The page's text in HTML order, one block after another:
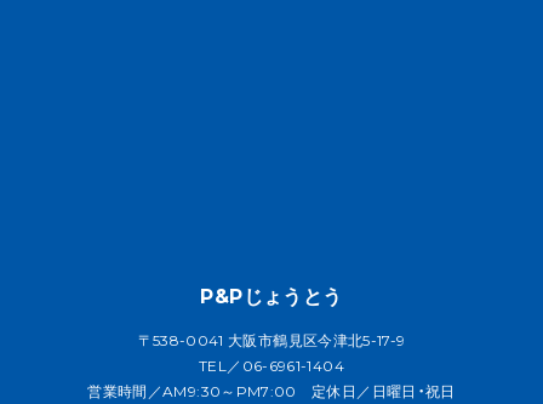
P&Pじょうとう
〒538-0041 大阪市鶴見区今津北5-17-9
TEL／06-6961-1404
営業時間／AM9:30～PM7:00 定休日／日曜日・祝日